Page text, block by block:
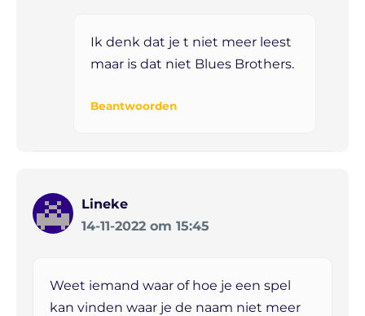
Ik denk dat je t niet meer leest
maar is dat niet Blues Brothers.
Beantwoorden
Lineke
14-11-2022 om 15:45
Weet iemand waar of hoe je een spel
kan vinden waar je de naam niet meer